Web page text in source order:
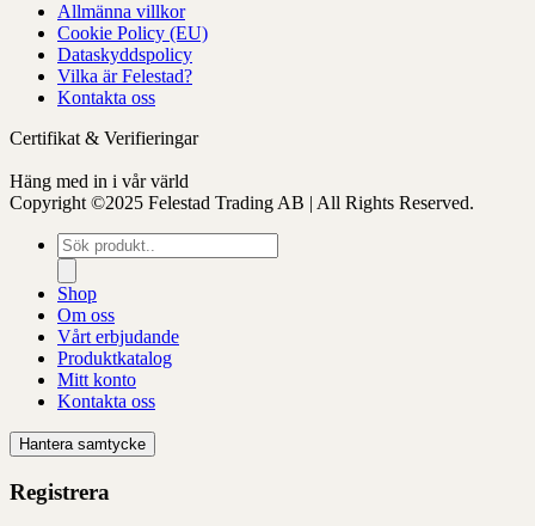
produktensAllmänna villkor
Cookie Policy (EU)
Dataskyddspolicy
Vilka är Felestad?
Kontakta oss
Certifikat & Verifieringar
Häng med in i vår värld
Copyright ©2025 Felestad Trading AB | All Rights Reserved.
Produktsökning
Shop
Om oss
Vårt erbjudande
Produktkatalog
Mitt konto
Kontakta oss
Hantera samtycke
Registrera